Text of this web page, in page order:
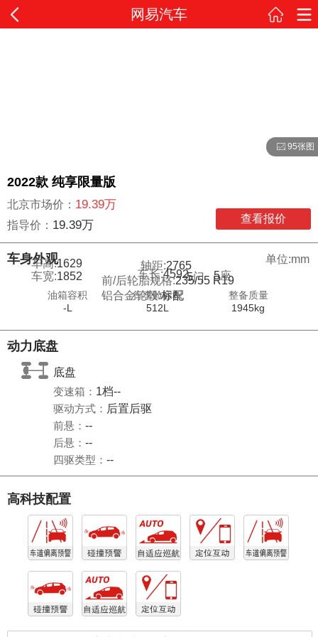
网易汽车
95张图
2022款 纯享限量版
北京市场价： 19.39万
指导价： 19.39万 查看报价
车身外观
单位:mm
车长:4592
车宽:1852 5座
5门
车高:1629 轴距:2765
前/后轮胎规格:235/55 R19
铝合金轮毂:标配
油箱容积
-L
行李舱容积
512L
整备质量
1945kg
动力底盘
底盘
变速箱： 1档--
驱动方式： 后置后驱
前悬： --
后悬： --
四驱类型： --
高科技配置